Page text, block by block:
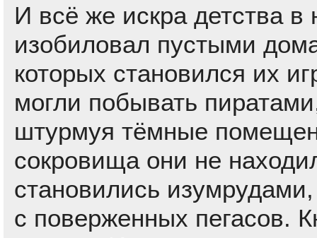
И всё же искра детства
изобиловал пустыми
которых становился их
могли побывать
штурмуя тёмные
сокровища они не
становились
с поверженных пегасов.